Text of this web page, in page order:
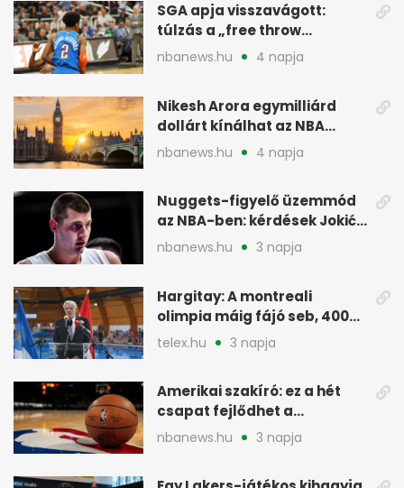
SGA apja visszavágott:
túlzás a „free throw
merchant” címke?
nbanews.hu 4 napja
Nikesh Arora egymilliárd
dollárt kínálhat az NBA
Europe londoni csapatáért
nbanews.hu 4 napja
Nuggets-figyelő üzemmód
az NBA-ben: kérdések Jokić
jövőjéről
nbanews.hu 3 napja
Hargitay: A montreali
olimpia máig fájó seb, 400
vegyesen 4. lett
telex.hu 3 napja
Amerikai szakíró: ez a hét
csapat fejlődhet a
legtöbbet az NBA-ben
nbanews.hu 3 napja